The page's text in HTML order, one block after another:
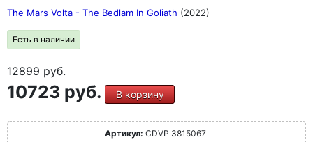
The Mars Volta - The Bedlam In Goliath (2022)
Есть в наличии
12899руб.
10723 руб. В корзину
Артикул: CDVP 3815067